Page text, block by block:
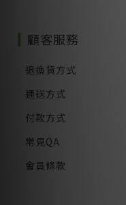
顧客服務
退換貨方式
運送方式
付款方式
常見QA
會員條款